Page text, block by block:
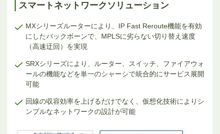
スマートネットワークソリューション
MXシリーズルーターにより、IP Fast Reroute機能を有効
にしたバックボーンで、MPLSに劣らない切り替え速度
（高速迂回）を実現
SRXシリーズにより、ルーター、スイッチ、ファイアウォ
ールの機能などを単一のシャーシで統合的にサービス展開
可能
回線の収容効率を上げるだけでなく、仮想化技術によりシ
ンプルなネットワークの設計が可能